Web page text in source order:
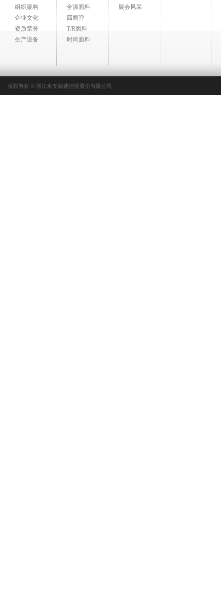
组织架构
企业文化
资质荣誉
生产设备
全涤面料
四面弹
T/R面料
时尚面料
展会风采
版权所有 © 浙江永安融通控股股份有限公司